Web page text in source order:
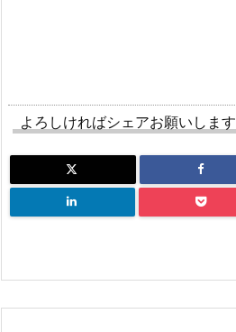
よろしければシェアお願いします